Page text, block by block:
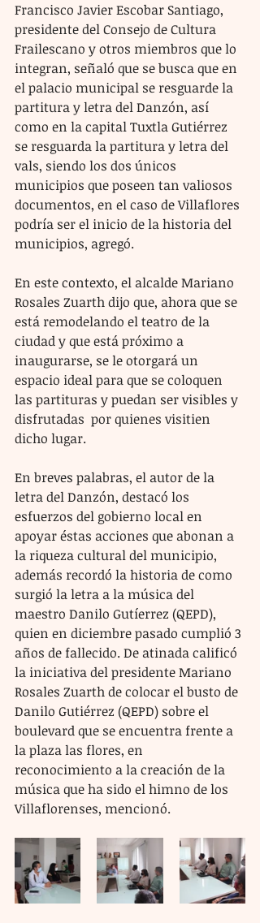
Francisco Javier Escobar Santiago,
presidente del Consejo de Cultura
Frailescano y otros miembros que lo
integran, señaló que se busca que en
el palacio municipal se resguarde la
partitura y letra del Danzón, así
como en la capital Tuxtla Gutiérrez
se resguarda la partitura y letra del
vals, siendo los dos únicos
municipios que poseen tan valiosos
documentos, en el caso de Villaflores
podría ser el inicio de la historia del
municipios, agregó.
En este contexto, el alcalde Mariano
Rosales Zuarth dijo que, ahora que se
está remodelando el teatro de la
ciudad y que está próximo a
inaugurarse, se le otorgará un
espacio ideal para que se coloquen
las partituras y puedan ser visibles y
disfrutadas  por quienes visitien
dicho lugar.
En breves palabras, el autor de la
letra del Danzón, destacó los
esfuerzos del gobierno local en
apoyar éstas acciones que abonan a
la riqueza cultural del municipio,
además recordó la historia de como
surgió la letra a la música del
maestro Danilo Gutíerrez (QEPD),
quien en diciembre pasado cumplió 3
años de fallecido. De atinada calificó
la iniciativa del presidente Mariano
Rosales Zuarth de colocar el busto de
Danilo Gutiérrez (QEPD) sobre el
boulevard que se encuentra frente a
la plaza las flores, en
reconocimiento a la creación de la
música que ha sido el himno de los
Villaflorenses, mencionó.